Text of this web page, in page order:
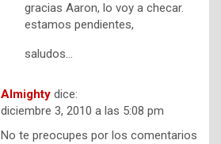
gracias Aaron, lo voy a checar.
estamos pendientes,
saludos…
Almighty dice:
diciembre 3, 2010 a las 5:08 pm
No te preocupes por los comentarios